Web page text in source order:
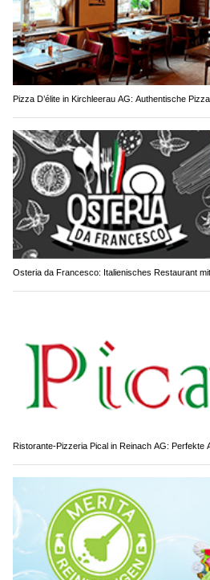
Pizza D’élite in Kirchleerau AG: Authentische
Osteria da Francesco: Italienisches Restaurant
Ristorante-Pizzeria Pical in Reinach AG: Perfekte